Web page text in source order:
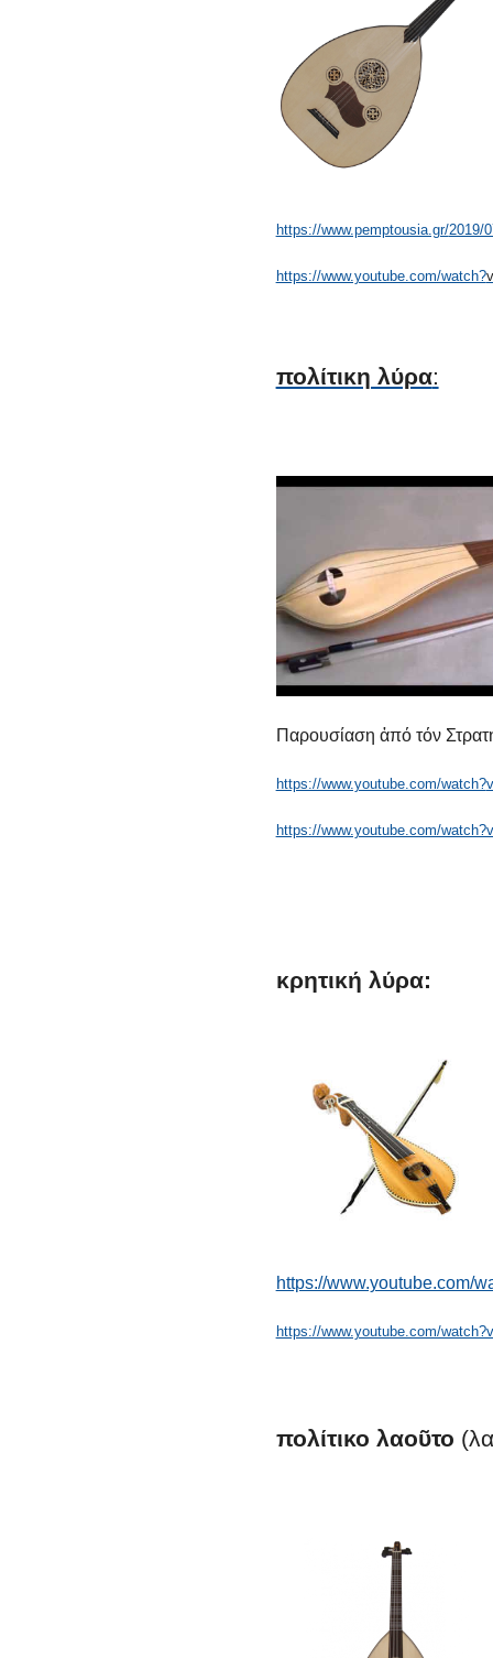
https://www.pemptousia.gr/2019/
https://www.youtube.com/watch?
πολίτικη λύρα:
Παρουσίαση ἀπό τόν
https://www.youtube.com/watch?
https://www.youtube.com/
κρητική λύρα:
https://www.youtube.com/
https://www.youtube.com/
πολίτικο λαοῦτο